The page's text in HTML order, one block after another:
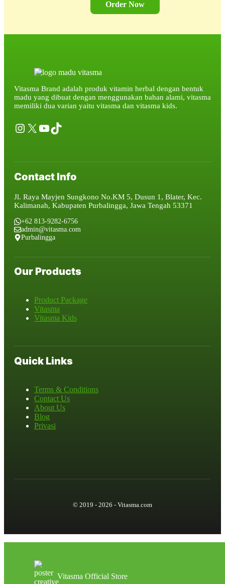
Order Now
Vitasma Brand adalah produk vitamin herbal dengan bentuk
madu yang dibuat dengan menggunakan bahan alami, vitasma
memiliki dua varian yaitu vitasma dan vitasma kids.
Instagram
X YouTube
TikTok
Contact Info
Jl. Raya Mayjen Sungkono No.KM 5, Dusun 1, Blater, Kec.
Kalimanah, Kabupaten Purbalingga, Jawa Tengah 53371
+62 813-9282-6756
admin@vitasma.com
Purbalingga
Our Products
Product Package
Vitasma
Vitasma Kids
Quick Links
Terms & Conditions
Contact Us
About Us
Blog
Privasi
© 2019 - 2026 - Vitasma.com
Vitasma Official Store